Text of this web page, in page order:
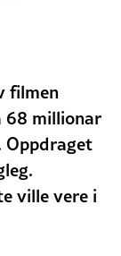
filmen
68 millionar
Oppdraget
ville vere i